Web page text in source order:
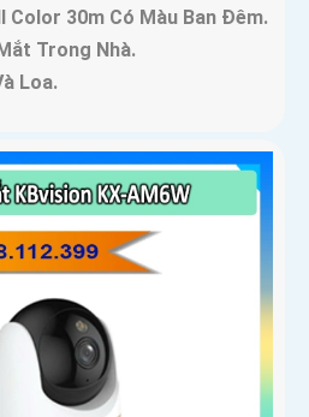
Color 30m Có Màu Ban Ðêm.
Trong Nhà.
Loa.